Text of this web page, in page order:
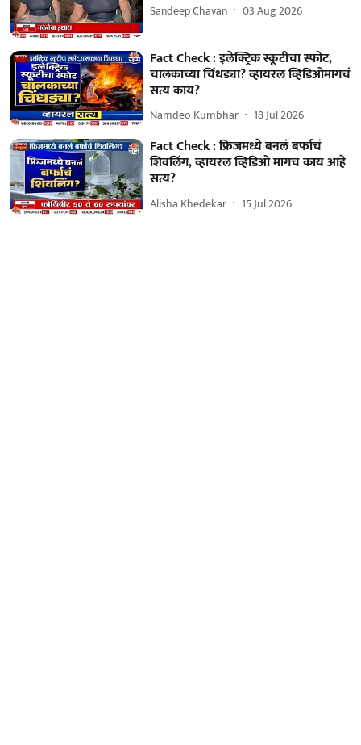
Sandeep Chavan 03 Aug 2026
Fact Check : इलेक्ट्रिक स्कूटीचा स्फोट,
चालकाच्या चिंधड्या? व्हायरल व्हिडिओमागचं
सत्य काय?
Namdeo Kumbhar 18 Jul 2026
Fact Check : फ्रिजमध्ये बनलं बर्फाचं
शिवलिंग, व्हायरल व्हिडिओ मागच काय आहे
सत्य?
Alisha Khedekar 15 Jul 2026